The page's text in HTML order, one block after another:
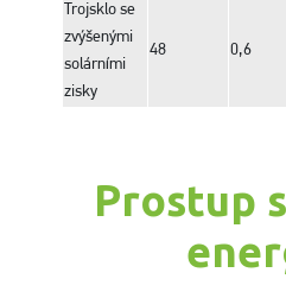
Trojsklo se
zvýšenými
solárními
zisky
48 0,6
Prostup